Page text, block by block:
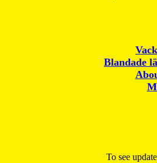
Blandade
To see